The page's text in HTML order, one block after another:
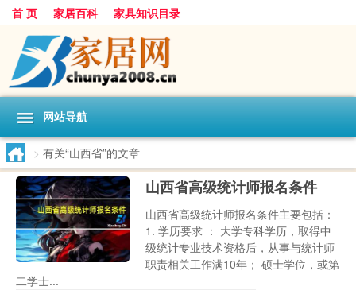
首 页 家居百科 家具知识目录
网站导航
> 有关“山西省”的文章
山西省高级统计师报名条件
山西省高级统计师报名条件主要包括：
1. 学历要求 ： 大学专科学历，取得中
级统计专业技术资格后，从事与统计师
职责相关工作满10年； 硕士学位，或第
二学士...